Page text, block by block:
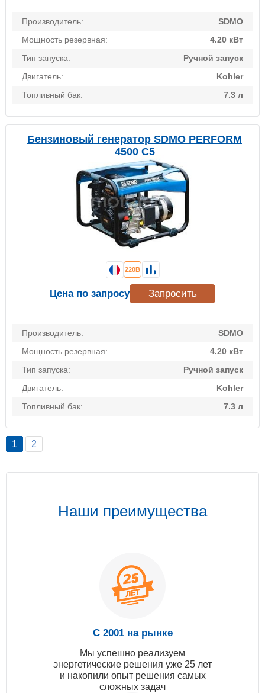
Производитель:
SDMO
Мощность резервная:
4.20 кВт
Тип запуска:
Ручной запуск
Двигатель:
Kohler
Топливный бак:
7.3 л
Бензиновый генератор SDMO PERFORM
4500 C5
Производитель:
SDMO
Мощность резервная:
4.20 кВт
Тип запуска:
Ручной запуск
Двигатель:
Kohler
Топливный бак:
7.3 л
220В
Цена по запросу Запросить
1 2
Наши преимущества
С 2001 на рынке
Мы успешно реализуем
энергетические решения уже 25 лет
и накопили опыт решения самых
сложных задач